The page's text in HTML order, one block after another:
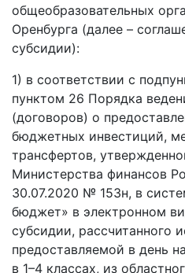
общеобразовательных
Оренбурга (далее –
субсидии):
1) в соответствии с
пунктом 26 Порядка
(договоров) о
бюджетных инвестиций,
трансфертов,
Министерства финансов
30.07.2020 № 153н, в
бюджет» в электронном
субсидии, рассчитанного
предоставляемой в день
в 1–4 классах, из